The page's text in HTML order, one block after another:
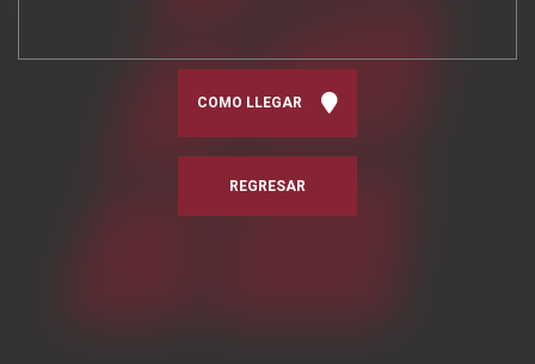
COMO LLEGAR
REGRESAR